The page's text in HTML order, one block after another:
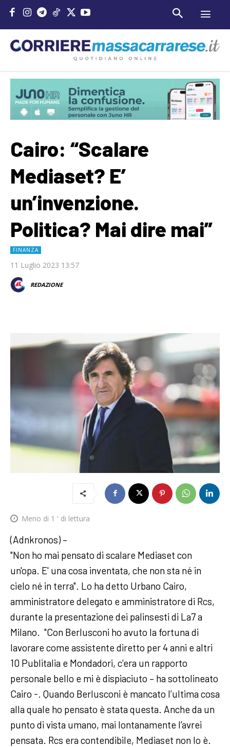
Cairo: “Scalare
Mediaset? E’
un’invenzione.
Politica? Mai dire mai”
FINANZA
11 Luglio 2023 13:57
REDAZIONE
Meno di 1 ' di lettura
(Adnkronos) –
"Non ho mai pensato di scalare Mediaset con
un'opa. E' una cosa inventata, che non sta né in
cielo né in terra". Lo ha detto Urbano Cairo,
amministratore delegato e amministratore di Rcs,
durante la presentazione dei palinsesti di La7 a
Milano. "Con Berlusconi ho avuto la fortuna di
lavorare come assistente diretto per 4 anni e altri
10 Publitalia e Mondadori, c'era un rapporto
personale bello e mi è dispiaciuto – ha sottolineato
Cairo -. Quando Berlusconi è mancato l’ultima cosa
alla quale ho pensato è stata questa. Anche da un
punto di vista umano, mai lontanamente l’avrei
pensata. Rcs era contendibile, Mediaset non lo è.